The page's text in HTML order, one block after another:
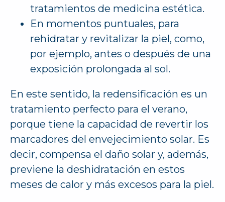
tratamientos de medicina estética.
En momentos puntuales, para
rehidratar y revitalizar la piel, como,
por ejemplo, antes o después de una
exposición prolongada al sol.
En este sentido, la redensificación es un
tratamiento perfecto para el verano,
porque tiene la capacidad de revertir los
marcadores del envejecimiento solar. Es
decir, compensa el daño solar y, además,
previene la deshidratación en estos
meses de calor y más excesos para la piel.